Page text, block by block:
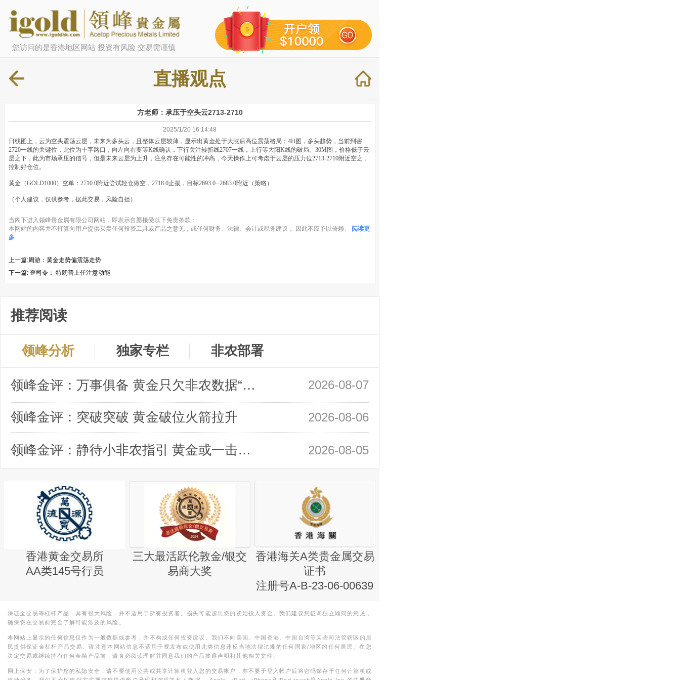
您访问的是香港地区网站 投资有风险 交易需谨慎
直播观点
方老师：承压于空头云2713-2710
2025/1/20 16:14:48
日线图上，云为空头震荡云层，未来为多头云，且整体云层较薄，显示出黄金处于大涨后高位震荡格局；4H图，多头趋势，当前到害
2720一线的关键位，此位为十字路口，向左向右要等K线确认，下行关注转折线2707一线，上行等大阳K线的破局。30M图，价格低于云
层之下，此为市场承压的信号，但是未来云层为上升，注意存在可能性的冲高，今天操作上可考虑于云层的压力位2713-2710附近空之，
控制好仓位。
黄金（GOLD1000）空单：2710.0附近尝试轻仓做空，2718.0止损，目标2693.0--2683.0附近（策略）
（个人建议，仅供参考，据此交易，风险自担）
当阁下进入领峰贵金属有限公司网站，即表示自愿接受以下免责条款：
本网站的内容并不打算向用户提供买卖任何投资工具或产品之意见，或任何财务、法律、会计或税务建议， 因此不应予以倚赖。
阅读更
多
上一篇:​周游：黄金走势偏震荡走势
下一篇: 歪司令： 特朗普上任注意动能
推荐阅读
领峰分析 独家专栏 非农部署
领峰金评：万事俱备 黄金只欠非农数据“东风” 2026-08-07
领峰金评：突破突破 黄金破位火箭拉升 2026-08-06
领峰金评：静待小非农指引 黄金或一击破局 2026-08-05
香港黄金交易所
AA类145号行员
三大最活跃伦敦金/银交
易商大奖
香港海关A类贵金属交易
证书
注册号A-B-23-06-00639
保证金交易等杠杆产品，具有很大风险，并不适用于所有投资者。损失可能超出您的初始投入资金。我们建议您征询独立顾问的意见，
确保您在交易前完全了解可能涉及的风险。
本网站上显示的任何信息仅作为一般数据或参考，并不构成任何投资建议。我们不向美国、中国香港、中国台湾等某些司法管辖区的居
民提供保证金杠杆产品交易。请注意本网站信息不适用于视发布或使用此类信息违反当地法律法规的任何国家/地区的任何居民。在您
决定交易或继续持有任何金融产品前，请务必阅读理解并同意我们的产品披露声明和其他相关文件。
网上保安：为了保护您的私隐安全，请不要使用公共或共享计算机登入您的交易帐户，亦不要于登入帐户后将密码保存于任何计算机或